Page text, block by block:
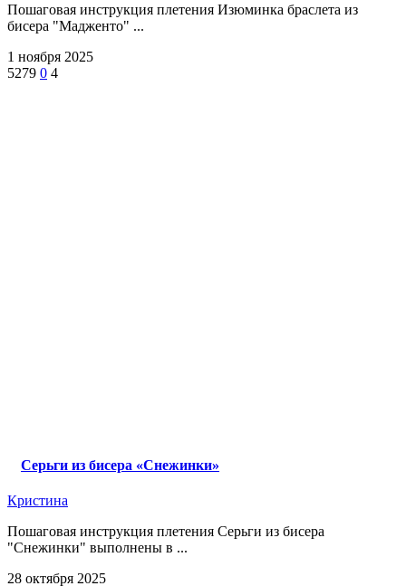
Пошаговая инструкция плетения Изюминка браслета из
бисера "Мадженто" ...
1 ноября 2025
5279 0 4
Серьги из бисера «Снежинки»
Кристина
Пошаговая инструкция плетения Серьги из бисера
"Снежинки" выполнены в ...
28 октября 2025